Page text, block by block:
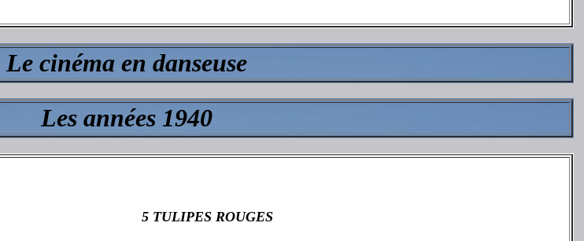
Le cinéma en danseuse
Les années 1940
5 TULIPES ROUGES